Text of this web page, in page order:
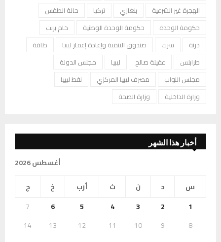
الهجرة غير الشرعية
بنغازي تركيا
حالة الطقس
حكومة الوحدة
حكومة الوحدة الوطنية
خام برنت
درنة
سرت صندوق التنمية وإعادة إعمار ليبيا
طاقة
طرابلس
عقيلة صالح ليبيا
مجلس الدولة
مجلس النواب
مصرف ليبيا المركزي
نفط ليبيا
وزارة الداخلية
وزارة الصحة
أخبار هذا الشهر
أغسطس 2026
س
د ن ث أرب خ
ج
1
2
3
4
5
6
7
8
9
10
11
12
13
14